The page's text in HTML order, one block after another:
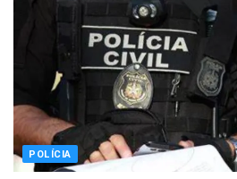
POLÍCIA